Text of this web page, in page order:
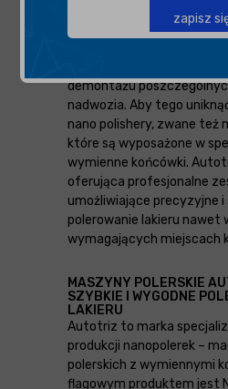
stanowi problemu dla
polerskich, jednak dotarcie
demontażu
nadwozia. Aby tego
nano polishery, zwane też
które są wyposażone w
wymienne końcówki.
oferująca profesjonalne
umożliwiające precyzyjne i
polerowanie lakieru nawet
wymagających miejscach
MASZYNY POLERSKIE
SZYBKIE I WYGODNE
LAKIERU
Autotriz to marka
produkcji nanopolerek –
polerskich z wymiennymi
flagowym produktem jest
zapisz